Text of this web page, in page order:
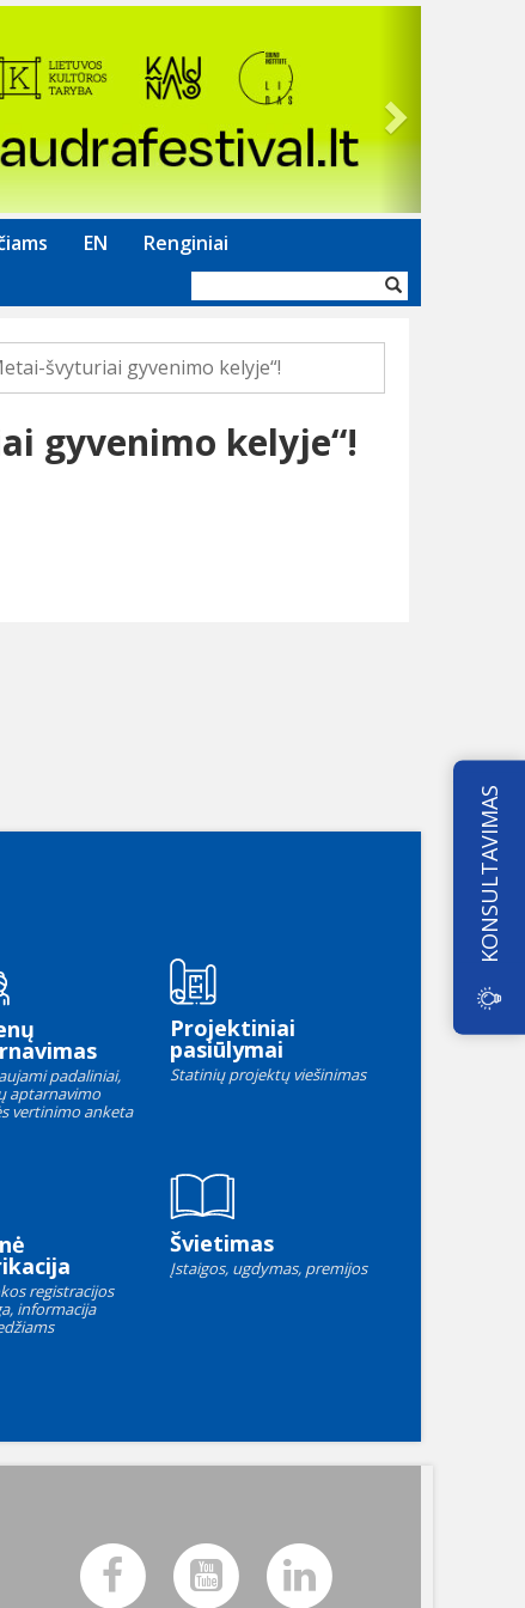
EN Renginiai
forma
švyturiai gyvenimo kelyje“!
gyvenimo kelyje“!
padaliniai,
aptarnavimo
vertinimo anketa
Projektiniai
pasiūlymai
Statinių projektų viešinimas
registracijos
informacija
Švietimas
Įstaigos, ugdymas, premijos
KONSULTAVIMAS